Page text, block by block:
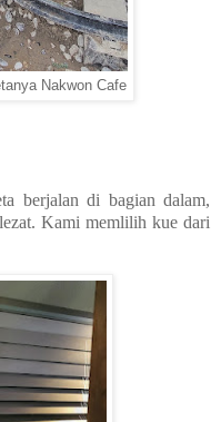
Nakwon Cafe
berjalan di bagian dalam,
Kami memlilih kue dari